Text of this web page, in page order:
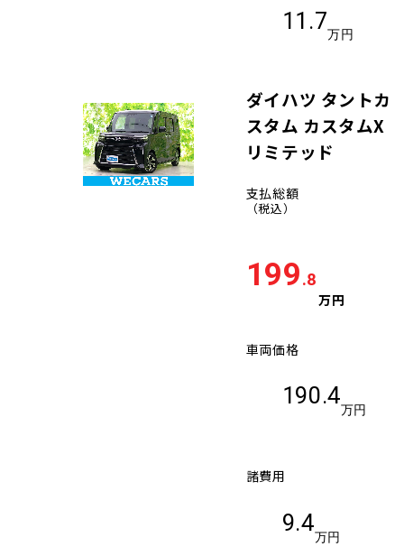
11.7
万円
ダイハツ タントカ
スタム カスタムX
リミテッド
支払総額
（税込）
199.8
万円
車両価格
190.4
万円
諸費用
9.4
万円